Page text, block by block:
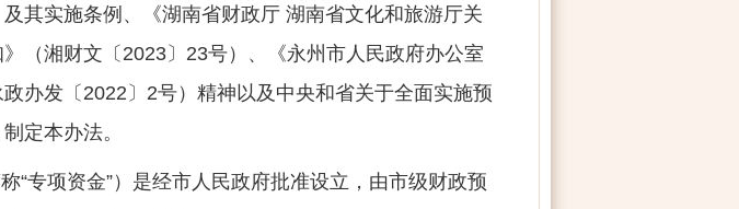
其实施条例、《湖南省财政厅 湖南省文化和旅游厅关
（湘财文〔2023〕23号）、《永州市人民政府办公室
办发〔2022〕2号）精神以及中央和省关于全面实施预
定本办法。
专项资金”）是经市人民政府批准设立，由市级财政预